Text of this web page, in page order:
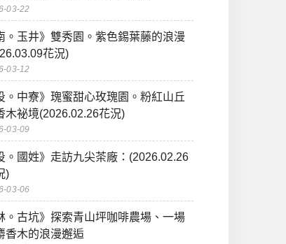
03-22
。玉井》雙秀園。紫色錫葉藤的浪漫
花況)
03-12
。中寮》瑰蜜甜心玫瑰園。粉紅山丘
木祕境(2026.02.26花況)
03-09
。國姓》走訪九尖茶廠：(2026.02.26
)
03-06
。古坑》探索青山坪咖啡農場、一場
香木的浪漫邂逅